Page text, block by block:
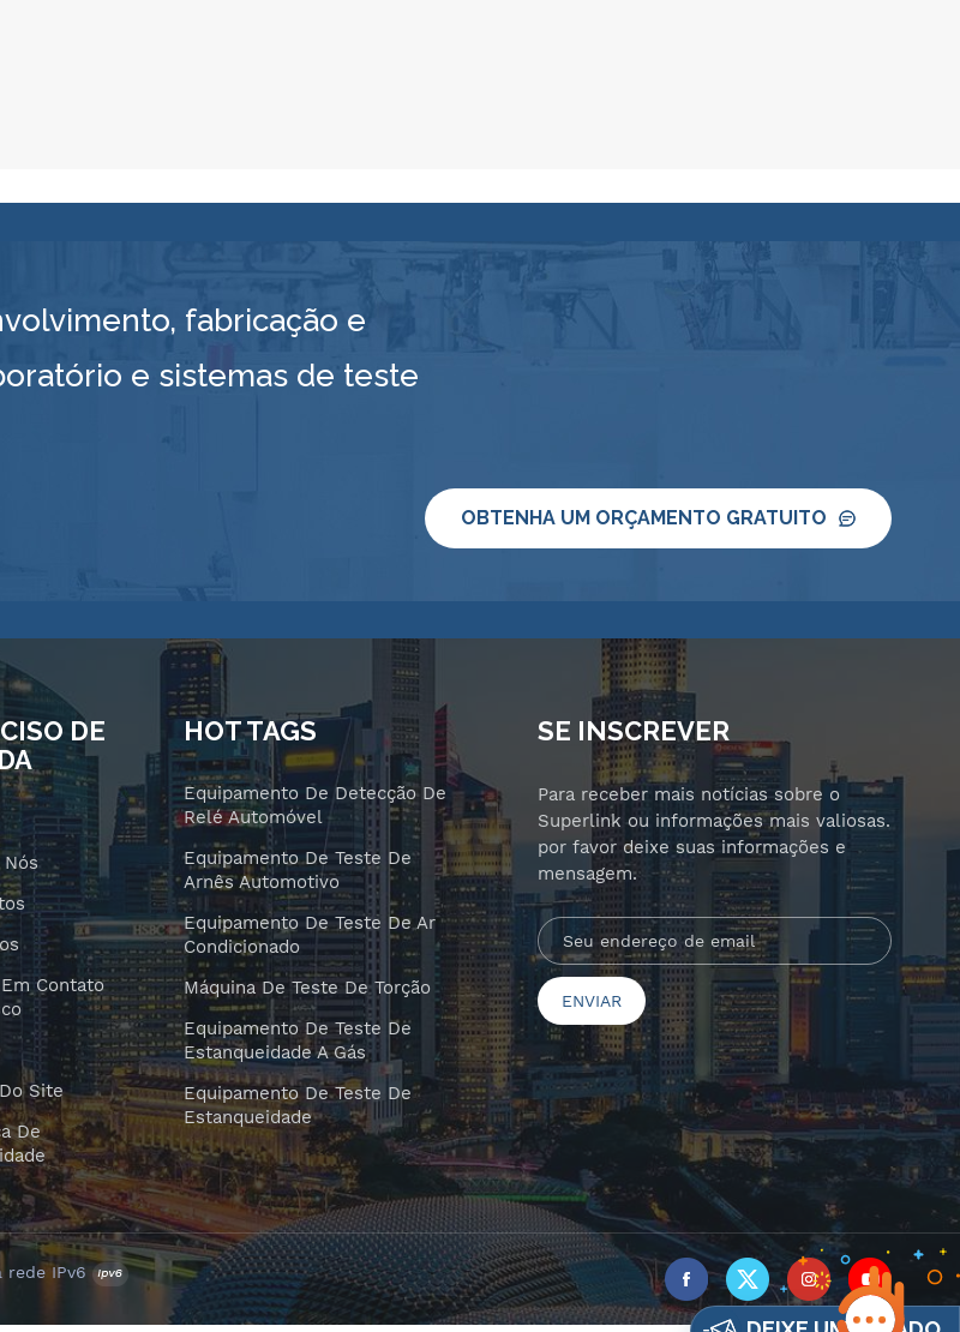
fabricação e
e sistemas de teste
OBTENHA UM ORÇAMENTO GRATUITO
SE INSCREVER
Para receber mais notícias sobre o
Superlink ou informações mais valiosas.
por favor deixe suas informações e
mensagem.
DE
Contato
Site
De
HOT TAGS
Equipamento De Detecção De
Relé Automóvel
Equipamento De Teste De
Arnês Automotivo
Equipamento De Teste De Ar
Condicionado
Máquina De Teste De Torção
Equipamento De Teste De
Estanqueidade A Gás
Equipamento De Teste De
Estanqueidade
rede IPv6